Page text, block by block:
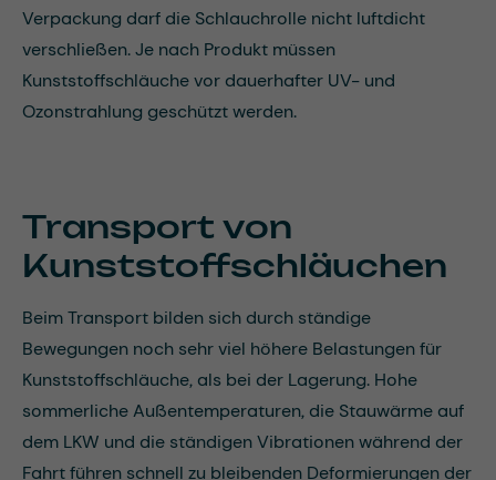
Verpackung darf die Schlauchrolle nicht luftdicht
verschließen. Je nach Produkt müssen
Kunststoffschläuche vor dauerhafter UV- und
Ozonstrahlung geschützt werden.
Transport von
Kunststoffschläuchen
Beim Transport bilden sich durch ständige
Bewegungen noch sehr viel höhere Belastungen für
Kunststoffschläuche, als bei der Lagerung. Hohe
sommerliche Außentemperaturen, die Stauwärme auf
dem LKW und die ständigen Vibrationen während der
Fahrt führen schnell zu bleibenden Deformierungen der